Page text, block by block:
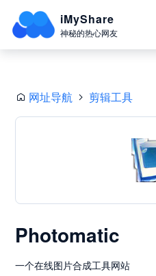
iMyShare
神秘的热心网友
网址导航 剪辑工具
Photomatic
一个在线图片合成工具网站